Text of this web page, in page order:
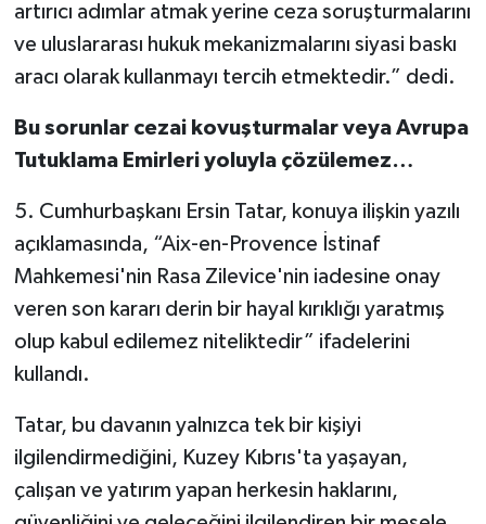
artırıcı adımlar atmak yerine ceza soruşturmalarını
ve uluslararası hukuk mekanizmalarını siyasi baskı
aracı olarak kullanmayı tercih etmektedir.” dedi.
Bu sorunlar cezai kovuşturmalar veya Avrupa
Tutuklama Emirleri yoluyla çözülemez…
5. Cumhurbaşkanı Ersin Tatar, konuya ilişkin yazılı
açıklamasında, “Aix-en-Provence İstinaf
Mahkemesi'nin Rasa Zilevice'nin iadesine onay
veren son kararı derin bir hayal kırıklığı yaratmış
olup kabul edilemez niteliktedir” ifadelerini
kullandı.
Tatar, bu davanın yalnızca tek bir kişiyi
ilgilendirmediğini, Kuzey Kıbrıs'ta yaşayan,
çalışan ve yatırım yapan herkesin haklarını,